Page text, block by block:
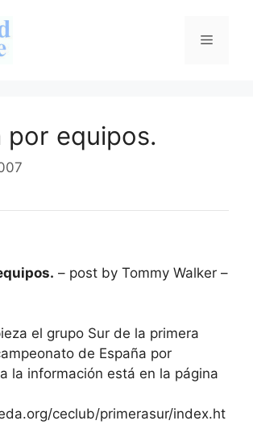
Menú
por equipos.
– post by Tommy Walker –
el grupo Sur de la primera
de España por
la información está en la página
ceclub/primerasur/index.ht